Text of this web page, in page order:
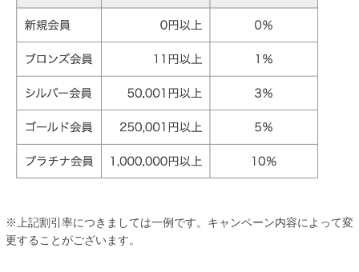
※上記割引率につきましては一例です。キャンペーン内容によって変
更することがございます。